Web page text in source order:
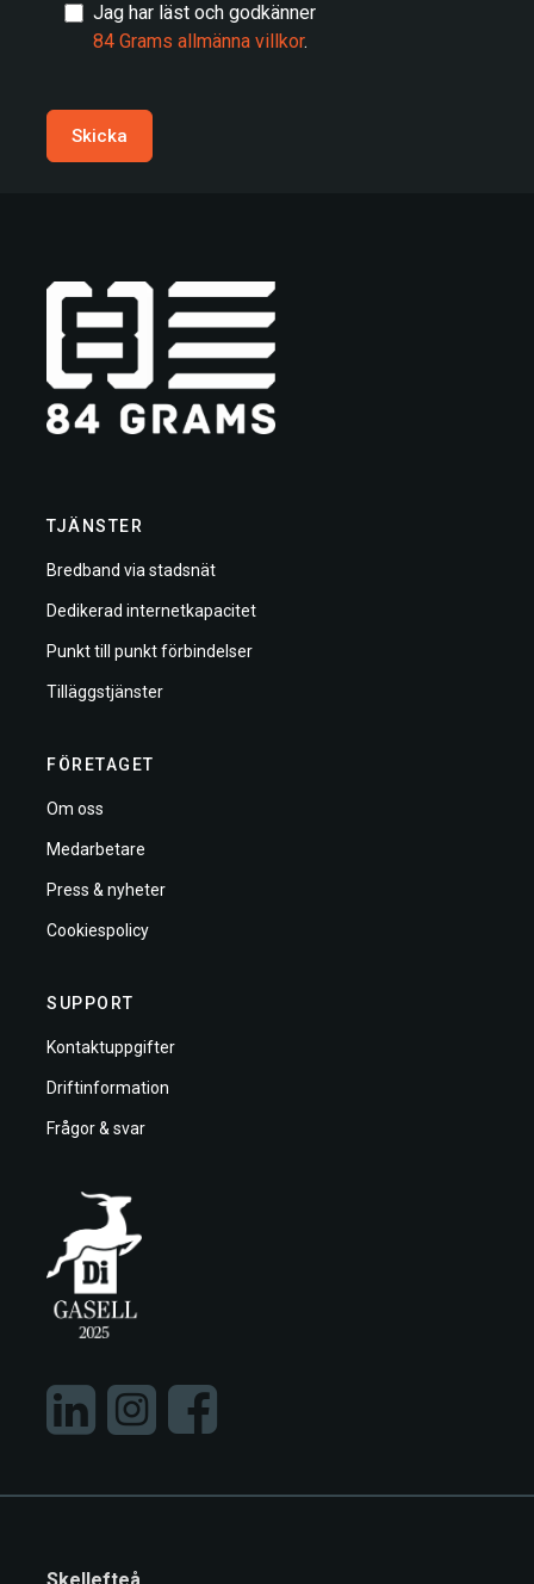
Jag har läst och godkänner
84 Grams allmänna villkor.
Skicka
TJÄNSTER
Bredband via stadsnät
Dedikerad internetkapacitet
Punkt till punkt förbindelser
Tilläggstjänster
FÖRETAGET
Om oss
Medarbetare
Press & nyheter
Cookiespolicy
SUPPORT
Kontaktuppgifter
Driftinformation
Frågor & svar